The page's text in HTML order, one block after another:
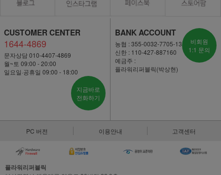
CUSTOMER CENTER
1644-4869
문자상담 010-4407-4869
월~토 09:00 - 20:00
일요일·공휴일 09:00 - 18:00
지금바로
전화하기
BANK ACCOUNT
농협 : 355-0032-7705-13
신한 : 110-427-887160
예금주 :
플라워리퍼블릭(박상현)
비회원
1:1 문의
PC 버전 이용안내 고객센터
플라워리퍼블릭